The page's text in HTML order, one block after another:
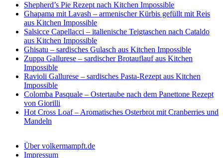
Shepherd’s Pie Rezept nach Kitchen Impossible
Ghapama mit Lavash – armenischer Kürbis gefüllt mit Reis
aus Kitchen Impossible
Salsicce Capellacci – italienische Teigtaschen nach Cataldo
aus Kitchen Impossible
Ghisatu – sardisches Gulasch aus Kitchen Impossible
Zuppa Gallurese – sardischer Brotauflauf aus Kitchen
Impossible
Ravioli Gallurese – sardisches Pasta-Rezept aus Kitchen
Impossible
Colomba Pasquale – Ostertaube nach dem Panettone Rezept
von Giorilli
Hot Cross Loaf – Aromatisches Osterbrot mit Cranberries und
Mandeln
Über volkermampft.de
Impressum